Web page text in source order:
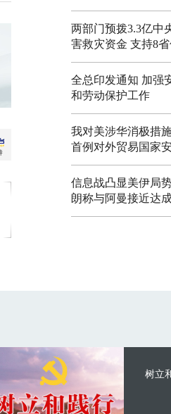
两部门预拨3.3亿中
害救灾资金 支持8
全总印发通知 加强
和劳动保护工作
我对美涉华消极措
首例对外贸易国家
信息战凸显美伊局
朗称与阿曼接近达
树立